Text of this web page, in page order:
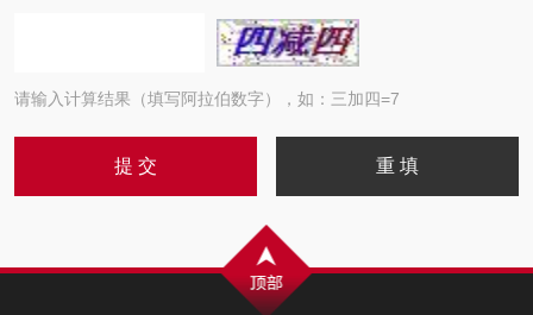
请输入计算结果（填写阿拉伯数字），如：三加四=7